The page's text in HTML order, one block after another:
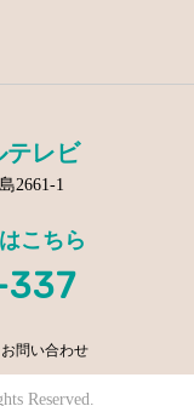
テレビ
2661-1
こちら
お問い合わせ
Reserved.